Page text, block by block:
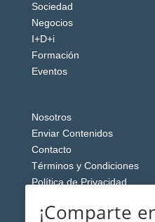
Sociedad
Negocios
I+D+i
Formación
Eventos
Nosotros
Enviar Contenidos
Contacto
Términos y Condiciones
Política de Privacidad
¡Comparte